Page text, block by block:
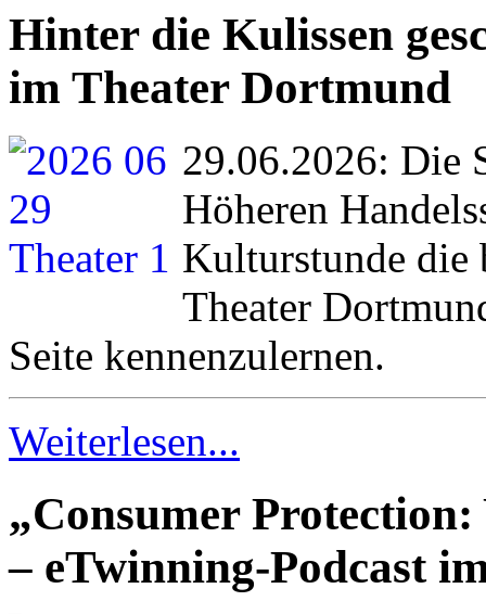
Hinter die Kulissen
im Theater Dortmund
29.06.2026: Die
Höheren
Kulturstunde die
Theater
Seite kennenzulernen.
Weiterlesen...
„Consumer
– eTwinning-Podcast